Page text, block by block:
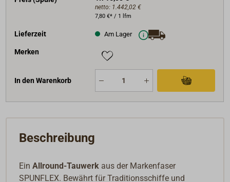
netto: 1.442,02 €
7,80 €* / 1 lfm
Lieferzeit Am Lager
Merken
In den Warenkorb
Beschreibung
EinAllround-Tauwerk aus der Markenfaser
SPUNFLEX. Bewährt für Traditionsschiffe und